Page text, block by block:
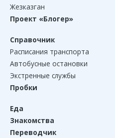
Жезказган
Проект «Блогер»
Справочник
Расписания транспорта
Автобусные остановки
Экстренные службы
Пробки
Еда
Знакомства
Переводчик